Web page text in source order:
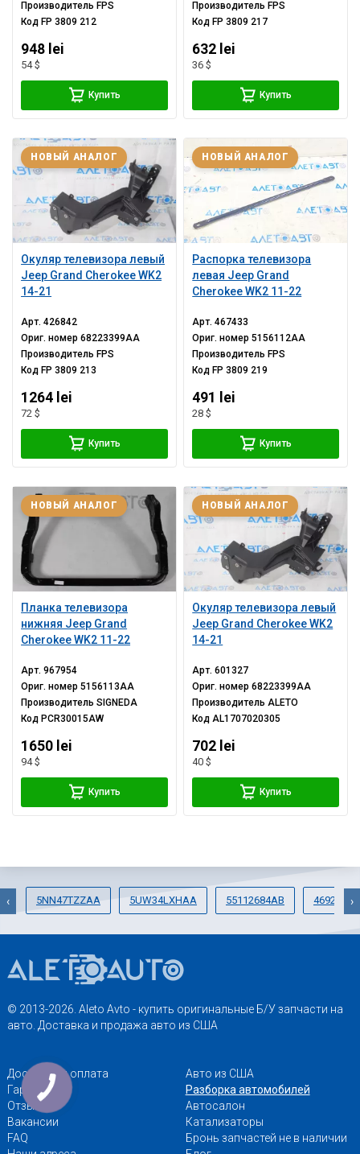
Производитель FPS
Код FP 3809 212
948 lei
54 $
Купить
Производитель FPS
Код FP 3809 217
632 lei
36 $
Купить
Окуляр телевизора левый
Jeep Grand Cherokee WK2
14-21
НОВЫЙ АНАЛОГ
Арт.426842
Ориг. номер68223399AA
Производитель FPS
Код FP 3809 213
1264 lei
72 $
Купить
Распорка телевизора
левая Jeep Grand
Cherokee WK2 11-22
НОВЫЙ АНАЛОГ
Арт.467433
Ориг. номер5156112AA
Производитель FPS
Код FP 3809 219
491 lei
28 $
Купить
Планка телевизора
нижняя Jeep Grand
Cherokee WK2 11-22
НОВЫЙ АНАЛОГ
Арт.967954
Ориг. номер5156113AA
ПроизводительSIGNEDA
Код PCR30015AW
1650 lei
94 $
Купить
Окуляр телевизора левый
Jeep Grand Cherokee WK2
14-21
НОВЫЙ АНАЛОГ
Арт.601327
Ориг. номер68223399AA
ПроизводительALETO
КодAL1707020305
702 lei
40 $
Купить
5NN47TZZAA 5UW34LXHAA 55112684AB
‹ ›
© 2013-2026. Aleto Avto - купить оригинальные Б/У запчасти на
авто. Доставка и продажа авто из США
Доставка и оплата
Гарантии
Отзывы
Вакансии
FAQ
Авто из США
Разборка автомобилей
Автосалон
Катализаторы
Бронь запчастей не в наличии